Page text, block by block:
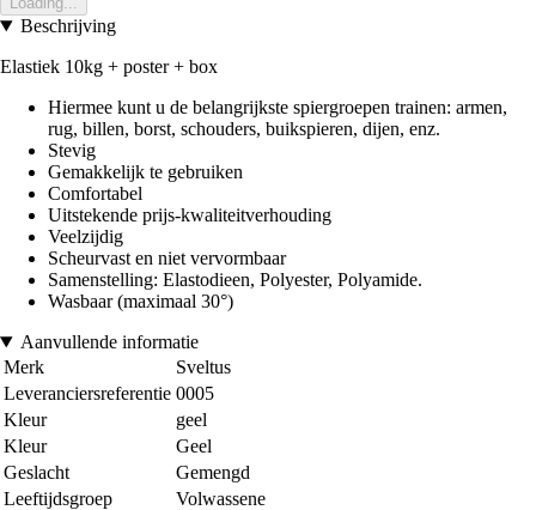
Beschrijving
Elastiek 10kg + poster + box
Hiermee kunt u de belangrijkste spiergroepen trainen: armen,
rug, billen, borst, schouders, buikspieren, dijen, enz.
Stevig
Gemakkelijk te gebruiken
Comfortabel
Uitstekende prijs-kwaliteitverhouding
Veelzijdig
Scheurvast en niet vervormbaar
Samenstelling: Elastodieen, Polyester, Polyamide.
Wasbaar (maximaal 30°)
Aanvullende informatie
Merk
Sveltus
Leveranciersreferentie 0005
Kleur
geel
Kleur
Geel
Geslacht
Gemengd
Leeftijdsgroep
Volwassene